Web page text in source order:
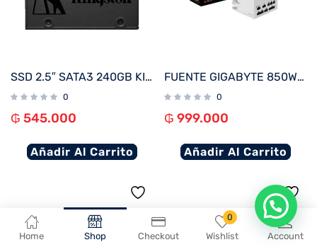
Home Shop Checkout
0
Wishlist Account
SSD 2.5″ SATA3 240GB KINGSTON SA400S37/240G
0
₲ 545.000
Añadir Al Carrito
FUENTE GIGABYTE 850W 80PLUS GOLD FULL MODULAR BLANCO BIVOLT GP-UD850GM PG5W
0
₲ 999.000
Añadir Al Carrito
En que podemos ayudarte?